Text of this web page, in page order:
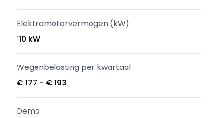
Elektromotorvermogen (kW)
110 kW
Wegenbelasting per kwartaal
€ 177 - € 193
Demo